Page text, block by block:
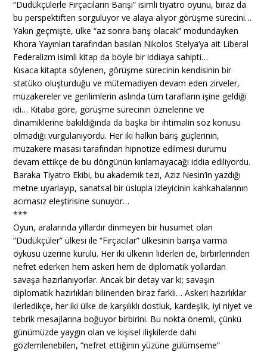
“Düdükçülerle Fırçacıların Barışı” isimli tiyatro oyunu, biraz da
bu perspektiften sorguluyor ve alaya alıyor görüşme sürecini…
Yakın geçmişte, ülke “az sonra barış olacak” modundayken
Khora Yayınları tarafından basılan Nikolos Stelya’ya ait Liberal
Federalizm isimli kitap da böyle bir iddiaya sahipti…
Kısaca kitapta söylenen, görüşme sürecinin kendisinin bir
statüko oluşturduğu ve mütemadiyen devam eden zirveler,
müzakereler ve gerilimlerin aslında tüm tarafların işine geldiği
idi… Kitaba göre, görüşme sürecinin öznelerine ve
dinamiklerine bakıldığında da başka bir ihtimalin söz konusu
olmadığı vurgulanıyordu. Her iki halkın barış güçlerinin,
müzakere masası tarafından hipnotize edilmesi durumu
devam ettikçe de bu döngünün kırılamayacağı iddia ediliyordu.
Baraka Tiyatro Ekibi, bu akademik tezi, Aziz Nesin’in yazdığı
metne uyarlayıp, sanatsal bir üslupla izleyicinin kahkahalarının
acımasız eleştirisine sunuyor…
***
Oyun, aralarında yıllardır dinmeyen bir husumet olan
“Düdükçüler” ülkesi ile “Fırçacılar” ülkesinin barışa varma
öyküsü üzerine kurulu. Her iki ülkenin liderleri de, birbirlerinden
nefret ederken hem askeri hem de diplomatik yollardan
savaşa hazırlanıyorlar. Ancak bir detay var ki; savaşın
diplomatik hazırlıkları bilinenden biraz farklı… Askeri hazırlıklar
ilerledikçe, her iki ülke de karşılıklı dostluk, kardeşlik, iyi niyet ve
tebrik mesajlarına boğuyor birbirini. Bu nokta önemli, çünkü
günümüzde yaygın olan ve kişisel ilişkilerde dahi
gözlemlenebilen, “nefret ettiğinin yüzüne gülümseme”